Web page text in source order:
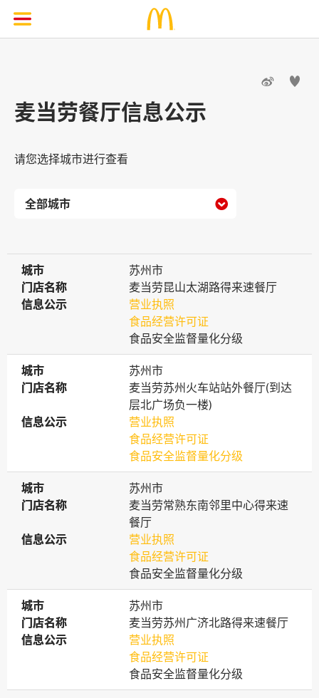
 
麦当劳餐厅信息公示
请您选择城市进行查看

城市
城市
苏州市
门店名称
门店名称
麦当劳昆山太湖路得来速餐厅
信息公示
信息公示
营业执照
食品经营许可证
食品安全监督量化分级
城市
城市
苏州市
门店名称
门店名称
麦当劳苏州火车站站外餐厅(到达
层北广场负一楼)
信息公示
信息公示
营业执照
食品经营许可证
食品安全监督量化分级
城市
城市
苏州市
门店名称
门店名称
麦当劳常熟东南邻里中心得来速
餐厅
信息公示
信息公示
营业执照
食品经营许可证
食品安全监督量化分级
城市
城市
苏州市
门店名称
门店名称
麦当劳苏州广济北路得来速餐厅
信息公示
信息公示
营业执照
食品经营许可证
食品安全监督量化分级